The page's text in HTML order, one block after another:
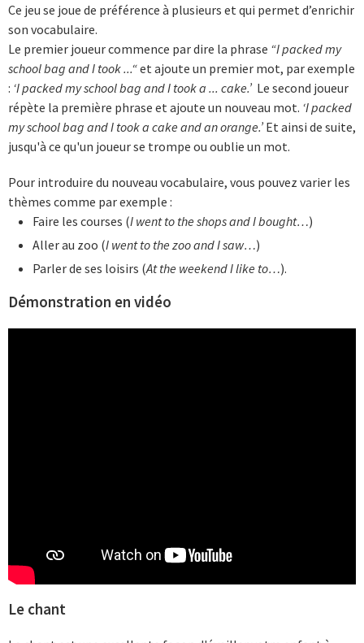
Ce jeu se joue de préférence à plusieurs et qui permet d’enrichir
son vocabulaire.
Le premier joueur commence par dire la phrase “I packed my
school bag and I took ...“et ajoute un premier mot, par exemple
: ‘I packed my school bag and I took a ... cake.’ Le second joueur
répète la première phrase et ajoute un nouveau mot. ‘I packed
my school bag and I took a cake and an orange.’ Et ainsi de suite,
jusqu'à ce qu'un joueur se trompe ou oublie un mot.
Pour introduire du nouveau vocabulaire, vous pouvez varier les
thèmes comme par exemple :
Faire les courses (I went to the shops and I bought…)
Aller au zoo (I went to the zoo and I saw…)
Parler de ses loisirs (At the weekend I like to…).
Démonstration en vidéo
Le chant